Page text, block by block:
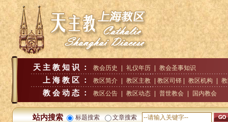
天主教知识： 教会历史 礼仪年历 教会圣事知识
上海教区： 教区简介 教区主教 | 教区司铎 | 教区机构
教会动态： 教区公告 教区动态 普世教会 国内教会
站内搜索 标题搜索 文章搜索